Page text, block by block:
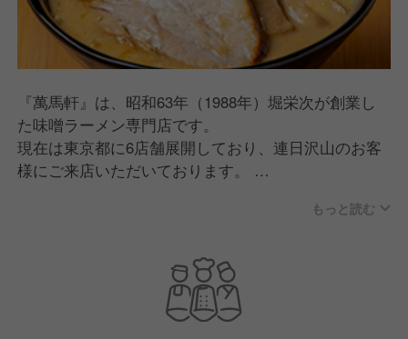
『萬馬軒』は、昭和63年（1988年）堀栄次が創業し
た味噌ラーメン専門店です。
現在は東京都に6店舗展開しており、連日沢山のお客
様にご来店いただいております。
今後の店舗発展に向けて、笑顔と活気にあふれた元気
もっと読む